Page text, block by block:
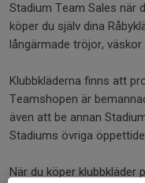
Stadium Team Sales när
köper du själv dina
långärmade tröjor,
Klubbkläderna finns att
Teamshopen är
även att be annan
Stadiums övriga
När du köper klubbkläder